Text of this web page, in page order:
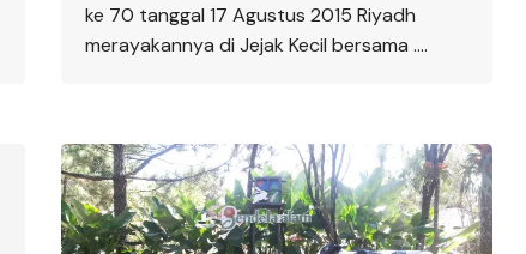
ke 70 tanggal 17 Agustus 2015 Riyadh
merayakannya di Jejak Kecil bersama ….